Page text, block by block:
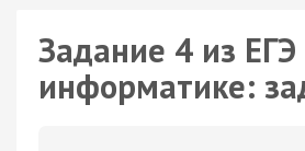
Задание 4 из ЕГЭ
информатике: